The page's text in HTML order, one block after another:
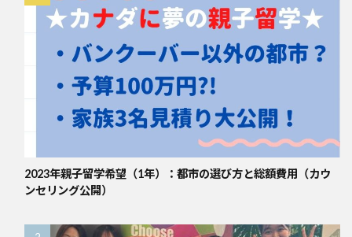
2023年親子留学希望（1年）：都市の選び方と総額費用（カウ
ンセリング公開）